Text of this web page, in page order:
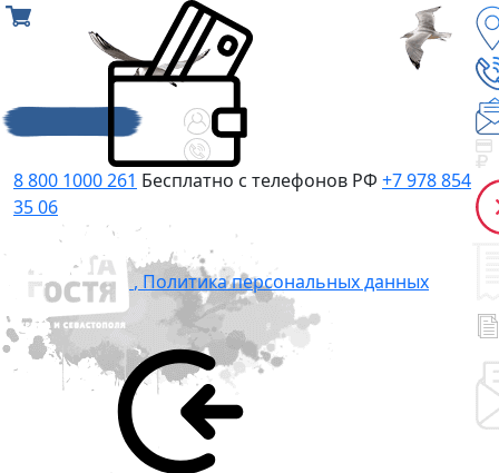
8 800 1000 261 Бесплатно с телефонов РФ +7 978 854
35 06
, Политика персональных данных